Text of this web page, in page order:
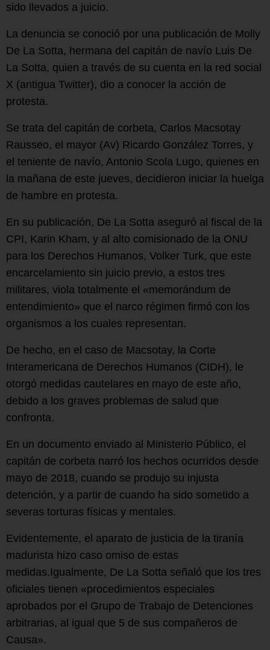
sido llevados a juicio.
La denuncia se conoció por una publicación de Molly
De La Sotta, hermana del capitán de navío Luis De
La Sotta, quien a través de su cuenta en la red social
X (antigua Twitter), dio a conocer la acción de
protesta.
Se trata del capitán de corbeta, Carlos Macsotay
Rausseo, el mayor (Av) Ricardo González Torres, y
el teniente de navío, Antonio Scola Lugo, quienes en
la mañana de este jueves, decidieron iniciar la huelga
de hambre en protesta.
En su publicación, De La Sotta aseguró al fiscal de la
CPI, Karin Kham, y al alto comisionado de la ONU
para los Derechos Humanos, Volker Turk, que este
encarcelamiento sin juicio previo, a estos tres
militares, viola totalmente el «memorándum de
entendimiento» que el narco régimen firmó con los
organismos a los cuales representan.
De hecho, en el caso de Macsotay, la Corte
Interamericana de Derechos Humanos (CIDH), le
otorgó medidas cautelares en mayo de este año,
debido a los graves problemas de salud que
confronta.
En un documento enviado al Ministerio Público, el
capitán de corbeta narró los hechos ocurridos desde
mayo de 2018, cuando se produjo su injusta
detención, y a partir de cuando ha sido sometido a
severas torturas físicas y mentales.
Evidentemente, el aparato de justicia de la tiranía
madurista hizo caso omiso de estas
medidas.Igualmente, De La Sotta señaló que los tres
oficiales tienen «procedimientos especiales
aprobados por el Grupo de Trabajo de Detenciones
arbitrarias, al igual que 5 de sus compañeros de
Causa».